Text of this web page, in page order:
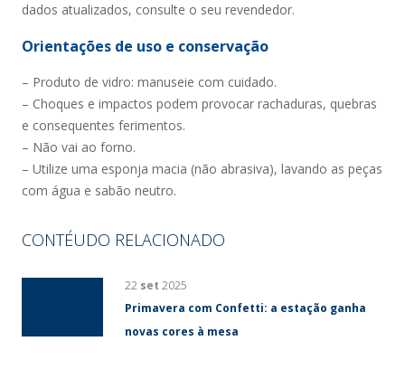
dados atualizados, consulte o seu revendedor.
Orientações de uso e conservação
– Produto de vidro: manuseie com cuidado.
– Choques e impactos podem provocar rachaduras, quebras
e consequentes ferimentos.
– Não vai ao forno.
– Utilize uma esponja macia (não abrasiva), lavando as peças
com água e sabão neutro.
CONTÉUDO RELACIONADO
22 set 2025
Primavera com Confetti: a estação ganha
novas cores à mesa